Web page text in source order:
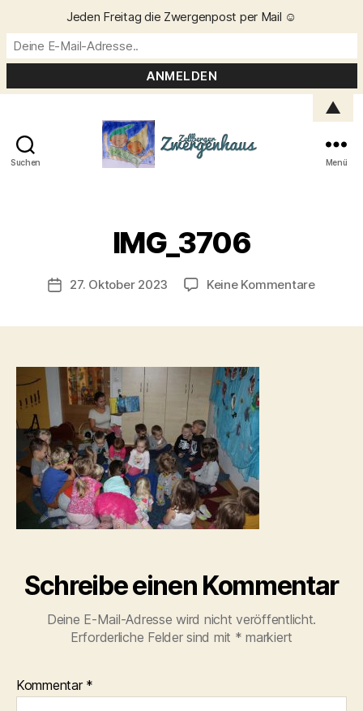
Suchen Menü
IMG_3706
Beitragsautor
n
C
ri
t
Veröffentlichungsdatum
27. Oktober 2023 Keine Kommentarezu
Schreibe einen Kommentar
Deine E-Mail-Adresse wird nicht veröffentlicht.
Erforderliche Felder sind mit * markiert
Kommentar *
Jeden Freitag die Zwergenpost per Mail ☺️
▲